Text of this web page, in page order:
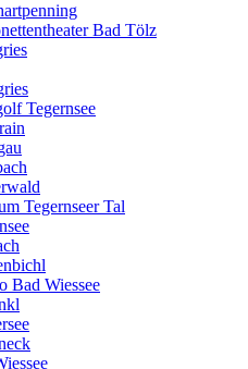
Bad Tölz
Tegernsee
Tegernseer Tal
Bad Wiessee